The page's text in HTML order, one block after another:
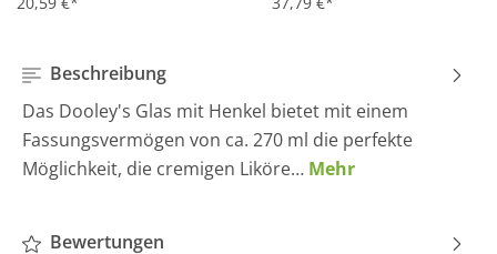
Beschreibung
Das Dooley's Glas mit Henkel bietet mit einem
Fassungsvermögen von ca. 270 ml die perfekte
Möglichkeit, die cremigen Liköre… Mehr
Bewertungen